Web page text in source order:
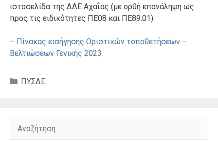
ιστοσελίδα της ΔΔΕ Αχαΐας (με ορθή επανάληψη ως
προς τις ειδικότητες ΠΕ08 και ΠΕ89.01).
– Πίνακας εισήγησης Oριστικών τοποθετήσεων –
Βελτιώσεων Γενικής 2023
Κατηγορίες
ΠΥΣΔΕ
Αναζήτηση